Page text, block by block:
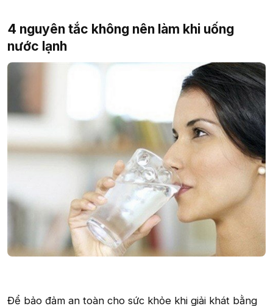
4 nguyên tắc không nên làm khi uống
nước lạnh​
Để bảo đảm an toàn cho sức khỏe khi giải khát bằng